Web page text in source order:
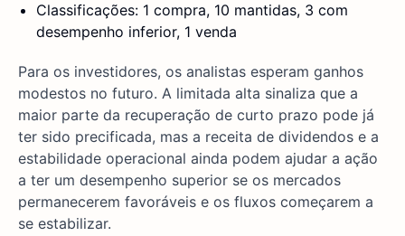
Classificações: 1 compra, 10 mantidas, 3 com
desempenho inferior, 1 venda
Para os investidores, os analistas esperam ganhos
modestos no futuro. A limitada alta sinaliza que a
maior parte da recuperação de curto prazo pode já
ter sido precificada, mas a receita de dividendos e a
estabilidade operacional ainda podem ajudar a ação
a ter um desempenho superior se os mercados
permanecerem favoráveis e os fluxos começarem a
se estabilizar.